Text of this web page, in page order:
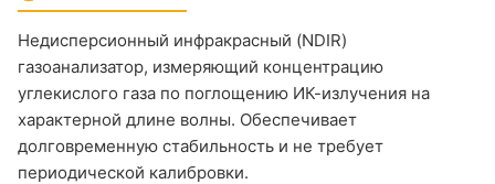
Недисперсионный инфракрасный (NDIR)
газоанализатор, измеряющий концентрацию
углекислого газа по поглощению ИК-излучения на
характерной длине волны. Обеспечивает
долговременную стабильность и не требует
периодической калибровки.